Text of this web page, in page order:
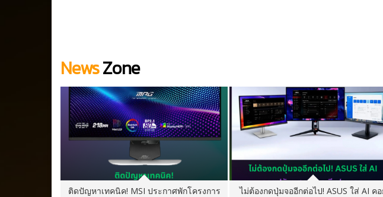
NewsZone
ติดปัญหาเทคนิค! MSI ประกาศพักโครงการ
ไม่ต้องกดปุ่มจออีกต่อไป! ASUS ใส่ AI ค